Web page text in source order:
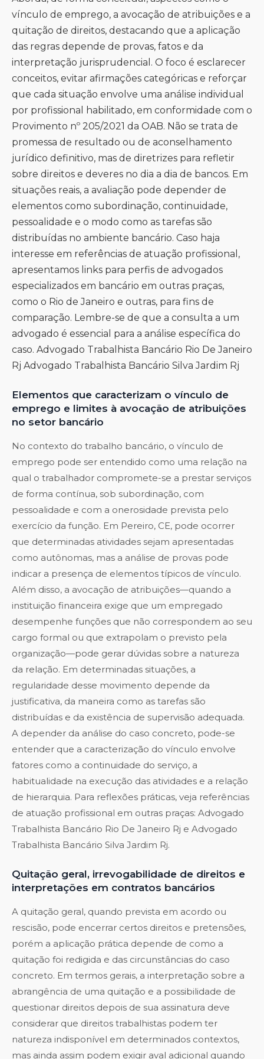
vínculo de emprego, a avocação de atribuições e a
quitação de direitos, destacando que a aplicação
das regras depende de provas, fatos e da
interpretação jurisprudencial. O foco é esclarecer
conceitos, evitar afirmações categóricas e reforçar
que cada situação envolve uma análise individual
por profissional habilitado, em conformidade com o
Provimento nº 205/2021 da OAB. Não se trata de
promessa de resultado ou de aconselhamento
jurídico definitivo, mas de diretrizes para refletir
sobre direitos e deveres no dia a dia de bancos. Em
situações reais, a avaliação pode depender de
elementos como subordinação, continuidade,
pessoalidade e o modo como as tarefas são
distribuídas no ambiente bancário. Caso haja
interesse em referências de atuação profissional,
apresentamos links para perfis de advogados
especializados em bancário em outras praças,
como o Rio de Janeiro e outras, para fins de
comparação. Lembre-se de que a consulta a um
advogado é essencial para a análise específica do
caso. Advogado Trabalhista Bancário Rio De Janeiro
Rj Advogado Trabalhista Bancário Silva Jardim Rj
Elementos que caracterizam o vínculo de
emprego e limites à avocação de atribuições
no setor bancário
No contexto do trabalho bancário, o vínculo de
emprego pode ser entendido como uma relação na
qual o trabalhador compromete-se a prestar serviços
de forma contínua, sob subordinação, com
pessoalidade e com a onerosidade prevista pelo
exercício da função. Em Pereiro, CE, pode ocorrer
que determinadas atividades sejam apresentadas
como autônomas, mas a análise de provas pode
indicar a presença de elementos típicos de vínculo.
Além disso, a avocação de atribuições—quando a
instituição financeira exige que um empregado
desempenhe funções que não correspondem ao seu
cargo formal ou que extrapolam o previsto pela
organização—pode gerar dúvidas sobre a natureza
da relação. Em determinadas situações, a
regularidade desse movimento depende da
justificativa, da maneira como as tarefas são
distribuídas e da existência de supervisão adequada.
A depender da análise do caso concreto, pode-se
entender que a caracterização do vínculo envolve
fatores como a continuidade do serviço, a
habitualidade na execução das atividades e a relação
de hierarquia. Para reflexões práticas, veja referências
de atuação profissional em outras praças: Advogado
Trabalhista Bancário Rio De Janeiro Rj e Advogado
Trabalhista Bancário Silva Jardim Rj.
Quitação geral, irrevogabilidade de direitos e
interpretações em contratos bancários
A quitação geral, quando prevista em acordo ou
rescisão, pode encerrar certos direitos e pretensões,
porém a aplicação prática depende de como a
quitação foi redigida e das circunstâncias do caso
concreto. Em termos gerais, a interpretação sobre a
abrangência de uma quitação e a possibilidade de
questionar direitos depois de sua assinatura deve
considerar que direitos trabalhistas podem ter
natureza indisponível em determinados contextos,
mas ainda assim podem exigir aval adicional quando